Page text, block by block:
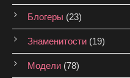
Блогеры (23)
Знаменитости (19)
Модели (78)